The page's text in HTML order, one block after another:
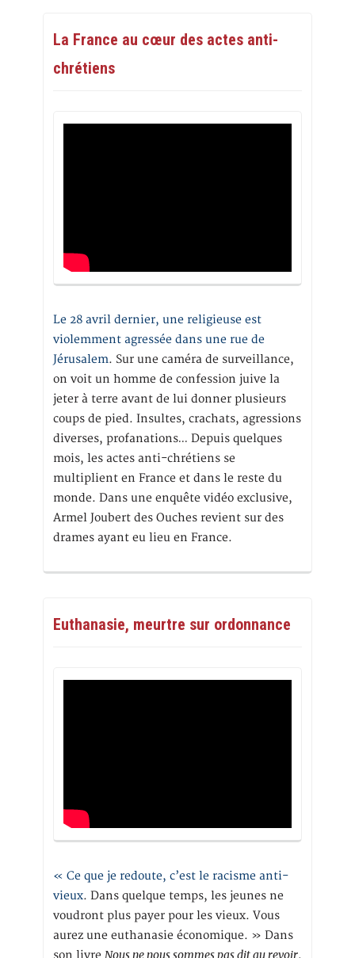
La France au cœur des actes anti-
chrétiens
Le 28 avril dernier, une religieuse est
violemment agressée dans une rue de
Jérusalem. Sur une caméra de surveillance,
on voit un homme de confession juive la
jeter à terre avant de lui donner plusieurs
coups de pied. Insultes, crachats, agressions
diverses, profanations… Depuis quelques
mois, les actes anti-chrétiens se
multiplient en France et dans le reste du
monde. Dans une enquête vidéo exclusive,
Armel Joubert des Ouches revient sur des
drames ayant eu lieu en France.
Euthanasie, meurtre sur ordonnance
« Ce que je redoute, c’est le racisme anti-
vieux. Dans quelque temps, les jeunes ne
voudront plus payer pour les vieux. Vous
aurez une euthanasie économique. » Dans